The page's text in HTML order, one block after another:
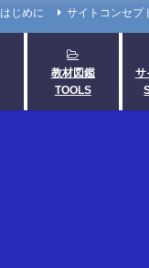
はじめに サイトコンセプ
教材図鑑
TOOLS
サ